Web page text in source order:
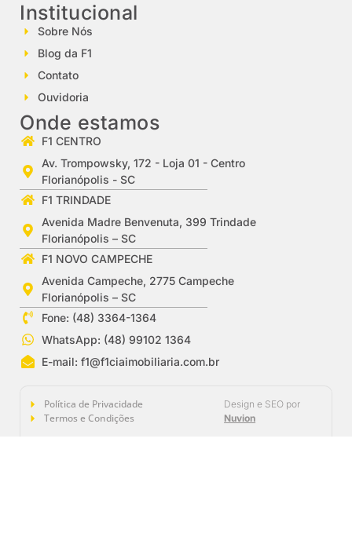
Institucional
Sobre Nós
Blog da F1
Contato
Ouvidoria
Onde estamos
F1 CENTRO
Av. Trompowsky, 172 - Loja 01 - Centro
Florianópolis - SC
F1 TRINDADE
Avenida Madre Benvenuta, 399 Trindade
Florianópolis – SC
F1 NOVO CAMPECHE
Avenida Campeche, 2775 Campeche
Florianópolis – SC
Fone: (48) 3364-1364
WhatsApp: (48) 99102 1364
E-mail:f1@f1ciaimobiliaria.com.br
Política de Privacidade
Termos e Condições
Design e SEO por
Nuvion